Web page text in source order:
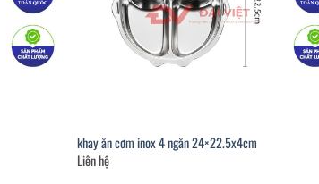
khay ăn cơm inox 4 ngăn 24×22.5x4cm
Liên hệ